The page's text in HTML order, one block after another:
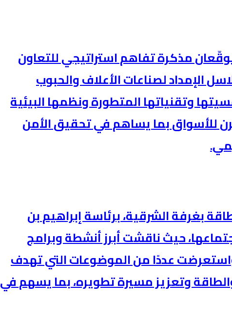
مذكرة تفاهم استراتيجي للتعاون
الإمداد لصناعات الأعلاف والحبوب
وتقنياتها المتطورة ونظمها البيئية
للأسواق بما يساهم في تحقيق الأمن
بغرفة الشرقية، برئاسة إبراهيم بن
حيث ناقشت أبرز أنشطة وبرامج
واستعرضت عددًا من الموضوعات التي تهدف
وتعزيز مسيرة تطويره، بما يسهم في